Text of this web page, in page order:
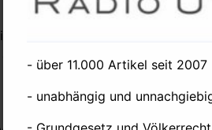
Afghanistan ist für die
- über 11.000 Artikel seit 2007
- unabhängig und